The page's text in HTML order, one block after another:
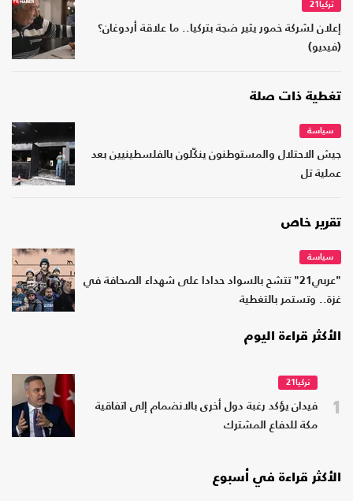
تركيا21
إعلان لشركة خمور يثير ضجة بتركيا.. ما علاقة أردوغان؟
(فيديو)
تغطية ذات صلة
سياسة
جيش الاحتلال والمستوطنون ينكّلون بالفلسطينيين بعد
عملية تل
تقرير خاص
سياسة
"عربي21" تتشح بالسواد حدادا على شهداء الصحافة في
غزة.. وتستمر بالتغطية
الأكثر قراءة اليوم
1
تركيا21
فيدان يؤكد رغبة دول أخرى بالانضمام إلى اتفاقية
مكة للدفاع المشترك
الأكثر قراءة في أسبوع